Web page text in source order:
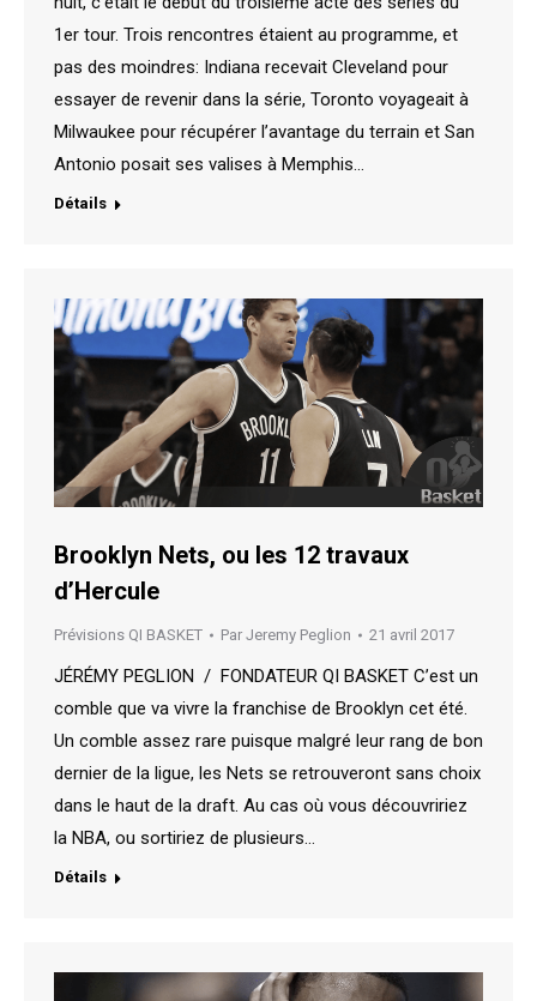
1er tour. Trois rencontres étaient au programme, et
pas des moindres: Indiana recevait Cleveland pour
essayer de revenir dans la série, Toronto voyageait à
Milwaukee pour récupérer l’avantage du terrain et San
Antonio posait ses valises à Memphis…
Détails
Brooklyn Nets, ou les 12 travaux
d’Hercule
Prévisions QI BASKET Par Jeremy Peglion 21 avril 2017
JÉRÉMY PEGLION / FONDATEUR QI BASKET C’est un
comble que va vivre la franchise de Brooklyn cet été.
Un comble assez rare puisque malgré leur rang de bon
dernier de la ligue, les Nets se retrouveront sans choix
dans le haut de la draft. Au cas où vous découvririez
la NBA, ou sortiriez de plusieurs…
Détails